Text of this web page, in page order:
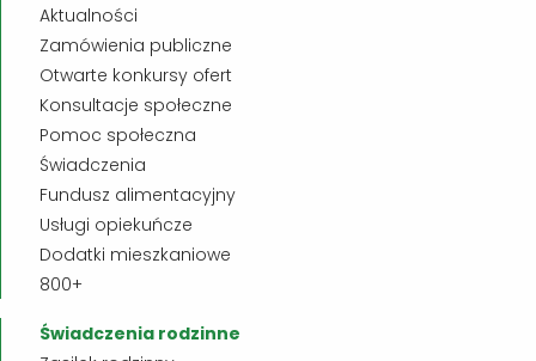
Aktualności
Zamówienia publiczne
Otwarte konkursy ofert
Konsultacje społeczne
Pomoc społeczna
Świadczenia
Fundusz alimentacyjny
Usługi opiekuńcze
Dodatki mieszkaniowe
800+
Świadczenia rodzinne